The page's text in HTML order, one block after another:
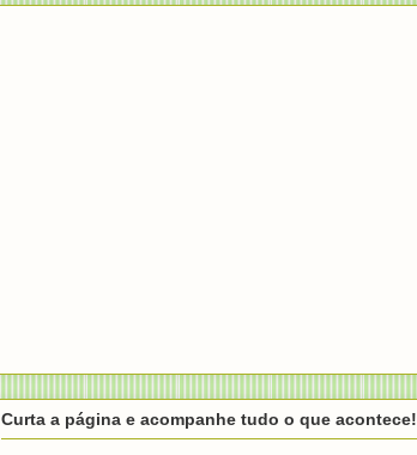
Curta a página e acompanhe tudo o que acontece!